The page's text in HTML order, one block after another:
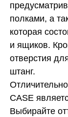
полками, а
которая
и ящиков.
отверстия
штанг.
CASE
Выбирайте